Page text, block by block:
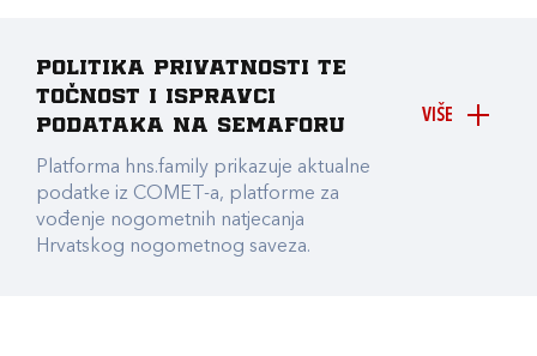
VIŠE
Politika privatnosti te
točnost i ispravci
podataka na Semaforu
Platforma hns.family prikazuje aktualne
podatke iz COMET-a, platforme za
vođenje nogometnih natjecanja
Hrvatskog nogometnog saveza.